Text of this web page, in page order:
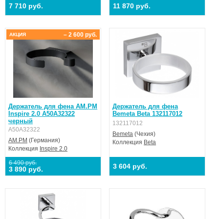
7 710 руб. 11 870 руб.
Держатель для фена AM.PM
Inspire 2.0 A50A32322
черный
A50A32322
AM.PM (Германия)
Коллекция Inspire 2.0
6 490 руб.
3 890 руб.
– 2 600 руб.
АКЦИЯ
Держатель для фена
Bemeta Beta 132117012
132117012
Bemeta (Чехия)
Коллекция Beta
3 604 руб.